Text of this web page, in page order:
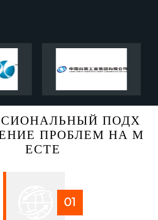
ПОДХ
ПРОБЛЕМ НА М
ЕСТЕ
01